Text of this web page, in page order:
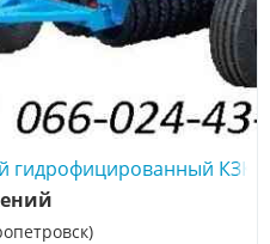
гидрофицированный КЗК-